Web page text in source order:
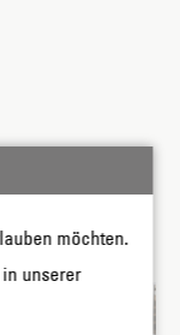
möchten.
unserer